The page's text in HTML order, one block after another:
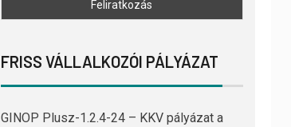
FRISS VÁLLALKOZÓI PÁLYÁZAT
GINOP Plusz-1.2.4-24 – KKV pályázat a